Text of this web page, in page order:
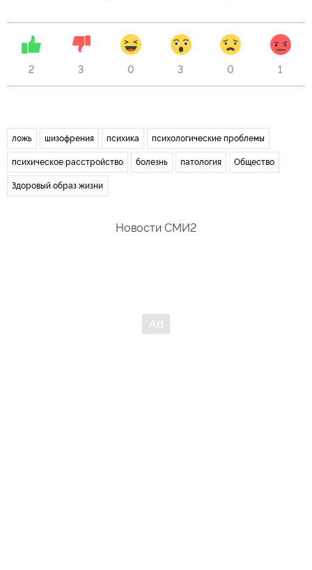
2 3 0 3 0 1
ложь шизофрения психика психологические проблемы
психическое расстройство болезнь патология Общество
Здоровый образ жизни
Новости СМИ2